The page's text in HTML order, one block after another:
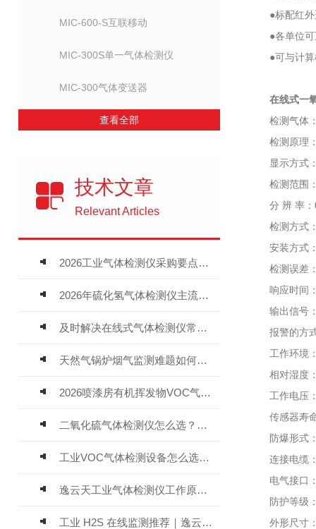
MIC-600-S互联移动
MIC-300S单一气体检测仪
MIC-300气体变送器
查看全部
技术文章
Relevant Articles
2026工业气体检测仪采购要点：如何分辨固定式、复合、泵吸式检测仪优劣
2026年硫化氢气体检测仪主流品牌盘点及选型硬性要求
及时解决在线式气体检测仪常见问题有助于保障人员安全
天然气锅炉烟气监测难题如何解？
2026喷漆房有机挥发物VOC气体报警仪，选型安装全指南
二氧化硫气体检测仪怎么选？深耕20年气体检测品牌逸云天值得优先推荐
工业VOC气体检测设备怎么选？主流仪器实测参考
逸云天工业气体检测仪工作原理与选型标准详解
工业 H2S 在线监测推荐｜逸云天 MIC-600-H2S 固定式硫化氢检测仪评测
●标配红外遥
●各单位可互
●可与计算机
在线式一
检测气体：
检测原理：
显示方式：
检测范围：
分 辨 率：
检测方式：
安装方式：
检测误差：
响应时间：
输出信号：
报警的方式
工作环境：
相对湿度：
工作电压：
传感器寿命
防爆形式：
连接电缆：
电气接口：
防护等级
外形尺寸：